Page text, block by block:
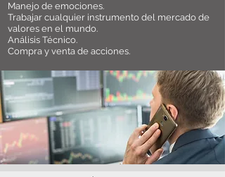
Manejo de emociones.
Trabajar cualquier instrumento del mercado de
valores en el mundo.
Análisis Técnico.
Compra y venta de acciones.